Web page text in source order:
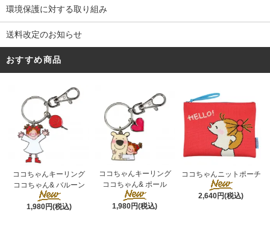
環境保護に対する取り組み
送料改定のお知らせ
おすすめ商品
ココちゃんキーリング
ココちゃん& バルーン
1,980円(税込)
ココちゃんキーリング
ココちゃん& ポール
1,980円(税込)
ココちゃんニットポーチ
2,640円(税込)